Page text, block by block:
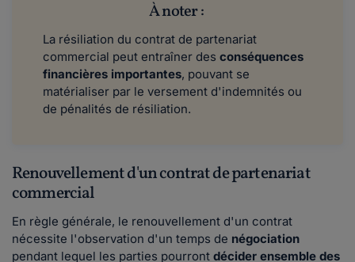
À noter :
La résiliation du contrat de partenariat
commercial peut entraîner des conséquences
financières importantes, pouvant se
matérialiser par le versement d'indemnités ou
de pénalités de résiliation.
Renouvellement d'un contrat de partenariat
commercial
En règle générale, le renouvellement d'un contrat
nécessite l'observation d'un temps de négociation
pendant lequel les parties pourront décider ensemble des